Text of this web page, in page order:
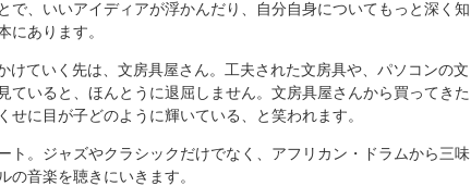
で、いいアイディアが浮かんだり、自分自身についてもっと深く知
にあります。
けていく先は、文房具屋さん。工夫された文房具や、パソコンの文
ていると、ほんとうに退屈しません。文房具屋さんから買ってきた
せに目が子どのように輝いている、と笑われます。
ト。ジャズやクラシックだけでなく、アフリカン・ドラムから三味
の音楽を聴きにいきます。